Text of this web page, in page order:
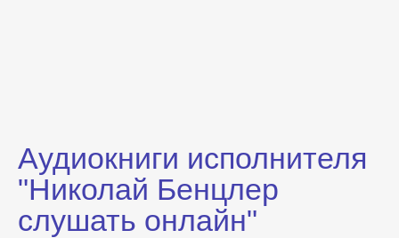
Аудиокниги исполнителя
"Николай Бенцлер
слушать онлайн"